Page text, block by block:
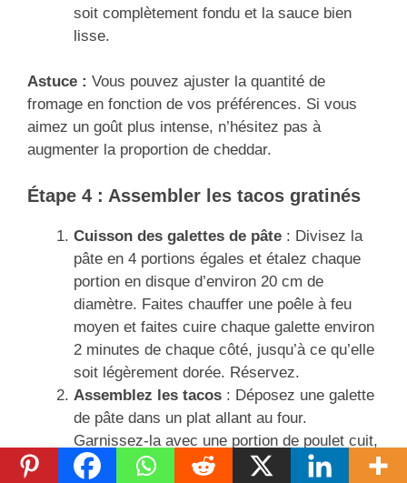
soit complètement fondu et la sauce bien
lisse.
Astuce : Vous pouvez ajuster la quantité de
fromage en fonction de vos préférences. Si vous
aimez un goût plus intense, n’hésitez pas à
augmenter la proportion de cheddar.
Étape 4 : Assembler les tacos gratinés
Cuisson des galettes de pâte : Divisez la
pâte en 4 portions égales et étalez chaque
portion en disque d’environ 20 cm de
diamètre. Faites chauffer une poêle à feu
moyen et faites cuire chaque galette environ
2 minutes de chaque côté, jusqu’à ce qu’elle
soit légèrement dorée. Réservez.
Assemblez les tacos : Déposez une galette
de pâte dans un plat allant au four.
Garnissez-la avec une portion de poulet cuit,
des frites et une généreuse cuillerée de